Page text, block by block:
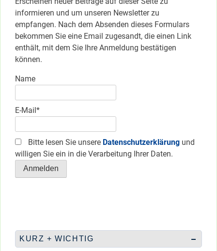
informieren und um unseren Newsletter zu
empfangen. Nach dem Absenden dieses Formulars
bekommen Sie eine Email zugesandt, die einen Link
enthält, mit dem Sie Ihre Anmeldung bestätigen
können.
Name
E-Mail*
Bitte lesen Sie unsere Datenschutzerklärung und
willigen Sie ein in die Verarbeitung Ihrer Daten.
KURZ + WICHTIG